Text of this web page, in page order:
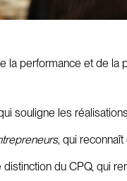
la performance et de
souligne les
, qui
distinction du CPQ, qui